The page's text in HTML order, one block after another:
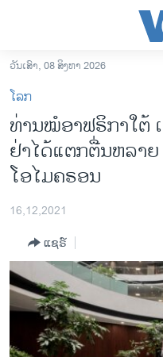
ເຂົ້າ
ຫາ
ຂ້າມ
ຂ້າມ
ຂ້າມ
ໄປ
ຫາ
ຊອກ
ລາວ
ອາເມຣິກາ
ການເລືອກຕັ້ງ ປະທານາທີບໍດີ ສ
ອິດສະຫຼະພາບດ້ານການຂ່າວ
ຊີວິດຊາວລາວ
ຊຸມຊົນຊາວລາວ
ວັນເສົາ, 08 ສິງຫາ 2026
ໂລກ
ທ່ານໝໍອາຟຣິກາໃຕ້
ຢ່າໄດ້ແຕກຕື່ນຫລາ
ໂອໄມຄຣອນ
16,12,2021
ແຊຣ໌